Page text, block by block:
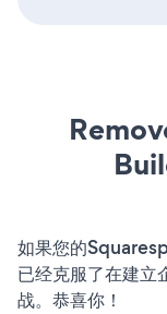
如果您的
已经克服了在建立
战。恭喜你！